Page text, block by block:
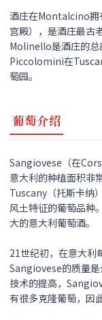
酒庄在Montalcino拥
宫殿），是酒庄最古
Molinello是酒庄的总
Piccolomini在
萄园。
葡萄介绍
Sangiovese（在
意大利的种植面积非
Tuscany（托斯卡纳
风土特征的葡萄品种
大的意大利葡萄酒。
21世纪初，在意大利
Sangiovese的质量
技术的提高，
有很多克隆葡萄，因